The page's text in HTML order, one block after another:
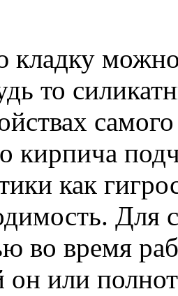
можно
то
кирпича
как
Для
во время
он или